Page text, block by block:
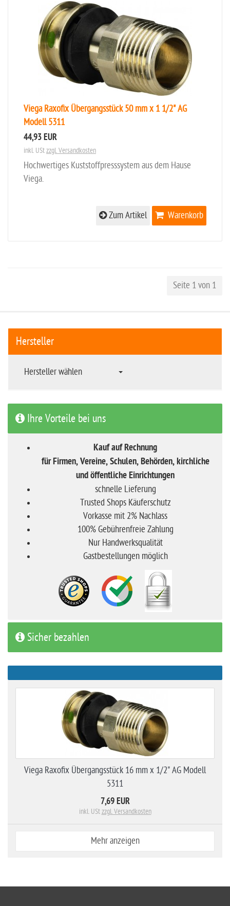
Viega Raxofix Übergangsstück 50 mm x 1 1/2" AG
Modell 5311
44,93 EUR
inkl. UStzzgl. Versandkosten
Hochwertiges Kuststoffpresssystem aus dem Hause
Viega.
Warenkorb
Zum Artikel
Seite 1 von 1
Hersteller
Hersteller wählen
Ihre Vorteile bei uns
Kauf auf Rechnung
für Firmen, Vereine, Schulen, Behörden, kirchliche
und öffentliche Einrichtungen
schnelle Lieferung
Trusted Shops Käuferschutz
Vorkasse mit 2% Nachlass
100% Gebührenfreie Zahlung
Nur Handwerksqualität
Gastbestellungen möglich
Sicher bezahlen
Viega Raxofix Übergangsstück 16 mm x 1/2" AG Modell
5311
7,69 EUR
inkl. UStzzgl. Versandkosten
Mehr anzeigen